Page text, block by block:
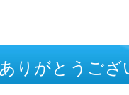
りがとうござ